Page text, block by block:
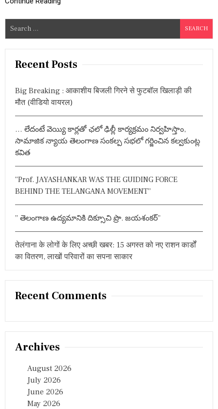
रा
ना
क्ष
डि
प्र
a
Recent Posts
Big Breaking : आकाशीय बिजली गिरने से फुटबॉल खिलाड़ी की
मौत (वीडियो वायरल)
… లేదంటే వెయ్యి కార్లతో ఛలో ఢిల్లీ కార్యక్రమం నిర్వహిస్తాం,
సామాజిక న్యాయ తెలంగాణ సంకల్ప సభలో గర్జించిన కల్వకుంట్ల
కవిత
“Prof. JAYASHANKAR WAS THE GUIDING FORCE
BEHIND THE TELANGANA MOVEMENT”
” తెలంగాణ ఉద్యమానికి దిక్సూచి ప్రొ. జయశంకర్”
तेलंगाना के लोगों के लिए अच्छी खबर: 15 अगस्त को नए राशन कार्डों
का वितरण, लाखों परिवारों का सपना साकार
Recent Comments
Archives
August 2026
July 2026
June 2026
May 2026